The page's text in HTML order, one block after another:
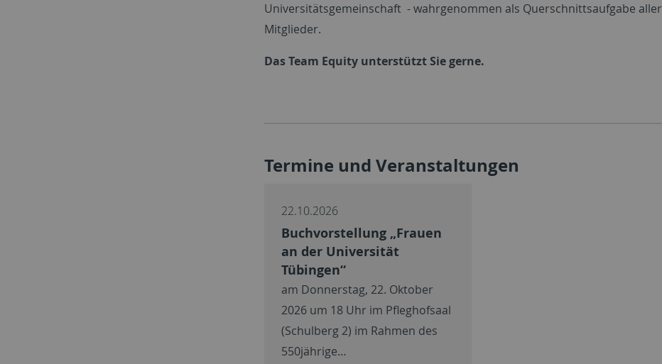
Universitätsgemeinschaft - wahrgenommen als Querschnittsaufgabe aller
Mitglieder.
Das Team Equity unterstützt Sie gerne.
Termine und Veranstaltungen
22.10.2026
Buchvorstellung „Frauen
an der Universität
Tübingen“
am Donnerstag, 22. Oktober
2026 um 18 Uhr im Pfleghofsaal
(Schulberg 2) im Rahmen des
550jährige…